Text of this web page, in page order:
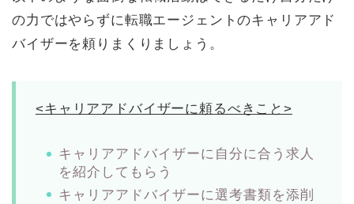
の力ではやらずに転職エージェントのキャリアアド
バイザーを頼りまくりましょう。
<キャリアアドバイザーに頼るべきこと>
キャリアアドバイザーに自分に合う求人
を紹介してもらう
キャリアアドバイザーに選考書類を添削